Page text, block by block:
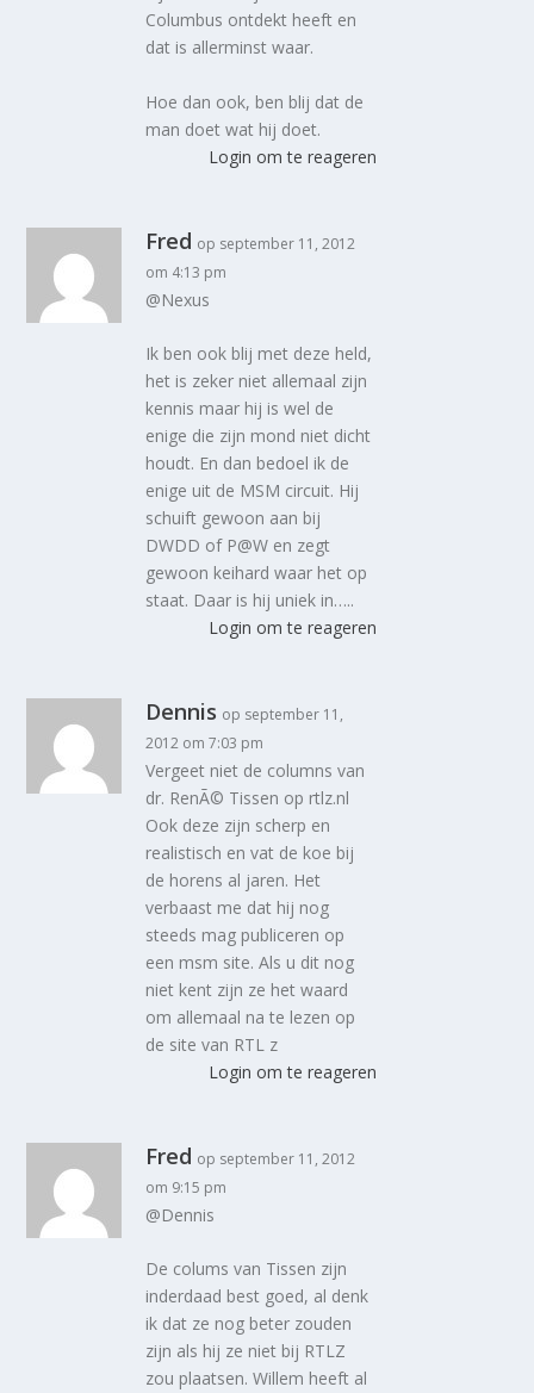
Columbus ontdekt heeft en
dat is allerminst waar.
Hoe dan ook, ben blij dat de
man doet wat hij doet.
Login om te reageren
Fred op september 11, 2012
om 4:13 pm
@Nexus
Ik ben ook blij met deze held,
het is zeker niet allemaal zijn
kennis maar hij is wel de
enige die zijn mond niet dicht
houdt. En dan bedoel ik de
enige uit de MSM circuit. Hij
schuift gewoon aan bij
DWDD of P@W en zegt
gewoon keihard waar het op
staat. Daar is hij uniek in…..
Login om te reageren
Dennis op september 11,
2012 om 7:03 pm
Vergeet niet de columns van
dr. RenÃ© Tissen op rtlz.nl
Ook deze zijn scherp en
realistisch en vat de koe bij
de horens al jaren. Het
verbaast me dat hij nog
steeds mag publiceren op
een msm site. Als u dit nog
niet kent zijn ze het waard
om allemaal na te lezen op
de site van RTL z
Login om te reageren
Fred op september 11, 2012
om 9:15 pm
@Dennis
De colums van Tissen zijn
inderdaad best goed, al denk
ik dat ze nog beter zouden
zijn als hij ze niet bij RTLZ
zou plaatsen. Willem heeft al